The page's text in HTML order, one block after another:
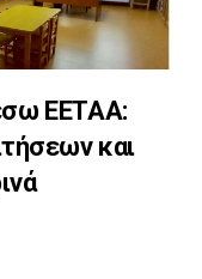
ΕΕΤΑΑ:
και